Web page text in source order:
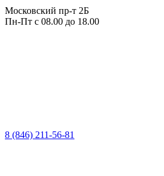
Московский пр-т 2Б
Пн-Пт с 08.00 до 18.00
8 (846) 211-56-81